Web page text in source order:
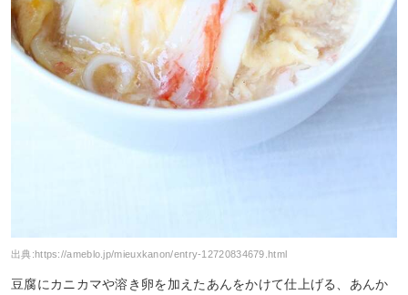
出典: https://ameblo.jp/mieuxkanon/entry-12720834679.html
豆腐にカニカマや溶き卵を加えたあんをかけて仕上げる、あんか